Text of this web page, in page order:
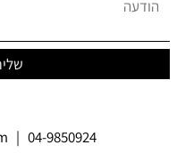
| 04-9850924